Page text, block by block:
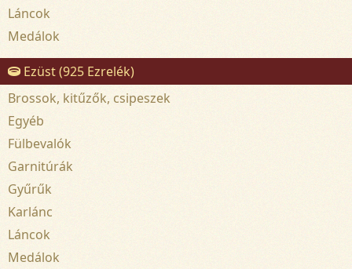
Láncok
Medálok
Ezüst (925 Ezrelék)
Brossok, kitűzők, csipeszek
Egyéb
Fülbevalók
Garnitúrák
Gyűrűk
Karlánc
Láncok
Medálok